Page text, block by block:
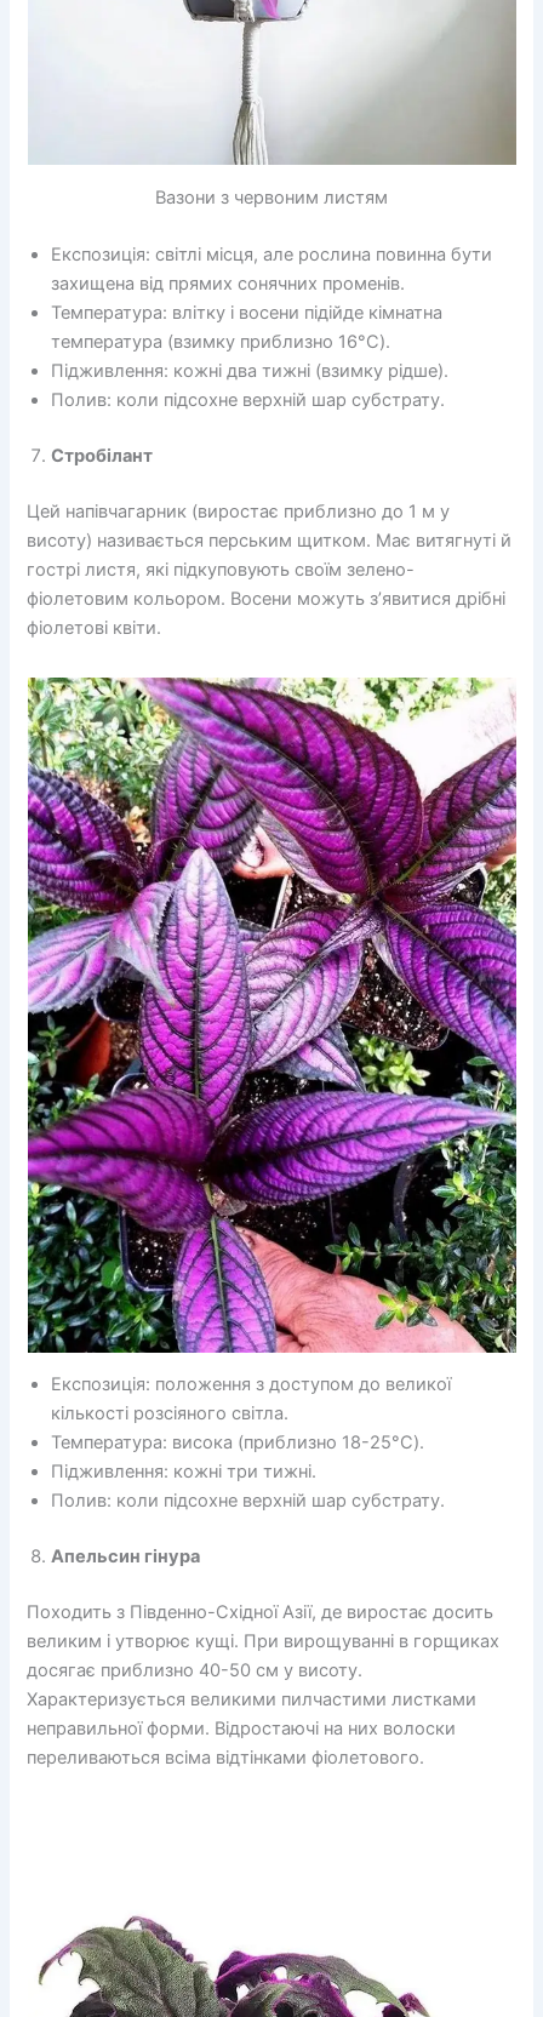
Вазони з червоним листям
Експозиція: світлі місця, але рослина повинна бути
захищена від прямих сонячних променів.
Температура: влітку і восени підійде кімнатна
температура (взимку приблизно 16°C).
Підживлення: кожні два тижні (взимку рідше).
Полив: коли підсохне верхній шар субстрату.
Стробілант
Цей напівчагарник (виростає приблизно до 1 м у
висоту) називається перським щитком. Має витягнуті й
гострі листя, які підкуповують своїм зелено-
фіолетовим кольором. Восени можуть з’явитися дрібні
фіолетові квіти.
Експозиція: положення з доступом до великої
кількості розсіяного світла.
Температура: висока (приблизно 18-25°C).
Підживлення: кожні три тижні.
Полив: коли підсохне верхній шар субстрату.
Апельсин гінура
Походить з Південно-Східної Азії, де виростає досить
великим і утворює кущі. При вирощуванні в горщиках
досягає приблизно 40-50 см у висоту.
Характеризується великими пилчастими листками
неправильної форми. Відростаючі на них волоски
переливаються всіма відтінками фіолетового.